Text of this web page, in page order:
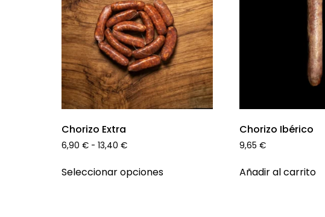
Chorizo Extra
6,90 € - 13,40 €
Seleccionar opciones
Chorizo Ibérico
9,65 €
Añadir al carrito